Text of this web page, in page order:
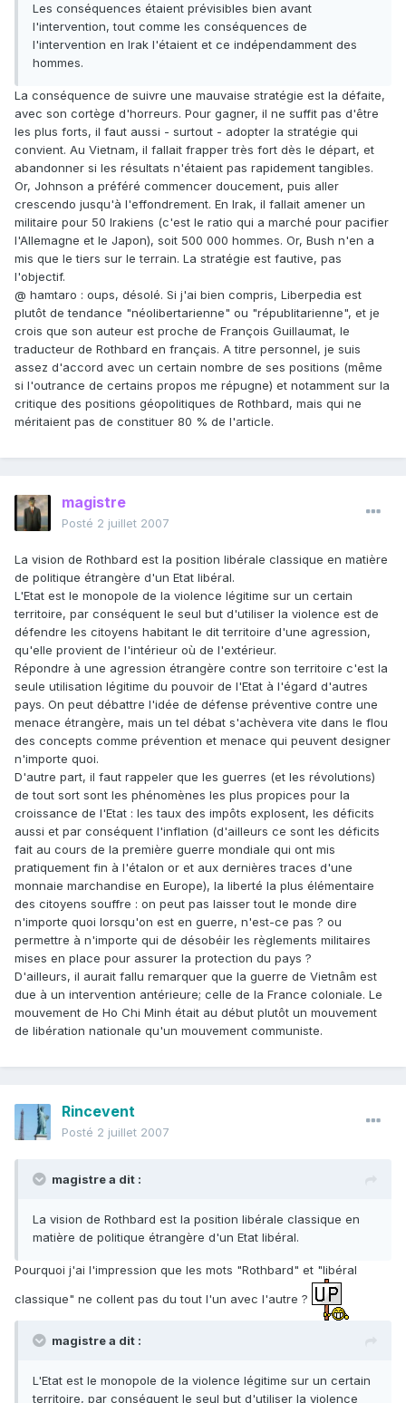
Les conséquences étaient prévisibles bien avant
l'intervention, tout comme les conséquences de
l'intervention en Irak l'étaient et ce indépendamment des
hommes.
La conséquence de suivre une mauvaise stratégie est la défaite,
avec son cortège d'horreurs. Pour gagner, il ne suffit pas d'être
les plus forts, il faut aussi - surtout - adopter la stratégie qui
convient. Au Vietnam, il fallait frapper très fort dès le départ, et
abandonner si les résultats n'étaient pas rapidement tangibles.
Or, Johnson a préféré commencer doucement, puis aller
crescendo jusqu'à l'effondrement. En Irak, il fallait amener un
militaire pour 50 Irakiens (c'est le ratio qui a marché pour pacifier
l'Allemagne et le Japon), soit 500 000 hommes. Or, Bush n'en a
mis que le tiers sur le terrain. La stratégie est fautive, pas
l'objectif.
@ hamtaro : oups, désolé. Si j'ai bien compris, Liberpedia est
plutôt de tendance "néolibertarienne" ou "républitarienne", et je
crois que son auteur est proche de François Guillaumat, le
traducteur de Rothbard en français. A titre personnel, je suis
assez d'accord avec un certain nombre de ses positions (même
si l'outrance de certains propos me répugne) et notamment sur la
critique des positions géopolitiques de Rothbard, mais qui ne
méritaient pas de constituer 80 % de l'article.
magistre
Posté 2 juillet 2007
La vision de Rothbard est la position libérale classique en matière
de politique étrangère d'un Etat libéral.
L'Etat est le monopole de la violence légitime sur un certain
territoire, par conséquent le seul but d'utiliser la violence est de
défendre les citoyens habitant le dit territoire d'une agression,
qu'elle provient de l'intérieur où de l'extérieur.
Répondre à une agression étrangère contre son territoire c'est la
seule utilisation légitime du pouvoir de l'Etat à l'égard d'autres
pays. On peut débattre l'idée de défense préventive contre une
menace étrangère, mais un tel débat s'achèvera vite dans le flou
des concepts comme prévention et menace qui peuvent designer
n'importe quoi.
D'autre part, il faut rappeler que les guerres (et les révolutions)
de tout sort sont les phénomènes les plus propices pour la
croissance de l'Etat : les taux des impôts explosent, les déficits
aussi et par conséquent l'inflation (d'ailleurs ce sont les déficits
fait au cours de la première guerre mondiale qui ont mis
pratiquement fin à l'étalon or et aux dernières traces d'une
monnaie marchandise en Europe), la liberté la plus élémentaire
des citoyens souffre : on peut pas laisser tout le monde dire
n'importe quoi lorsqu'on est en guerre, n'est-ce pas ? ou
permettre à n'importe qui de désobéir les règlements militaires
mises en place pour assurer la protection du pays ?
D'ailleurs, il aurait fallu remarquer que la guerre de Vietnâm est
due à un intervention antérieure; celle de la France coloniale. Le
mouvement de Ho Chi Minh était au début plutôt un mouvement
de libération nationale qu'un mouvement communiste.
Rincevent
Posté 2 juillet 2007
magistre a dit :
La vision de Rothbard est la position libérale classique en
matière de politique étrangère d'un Etat libéral.
Pourquoi j'ai l'impression que les mots "Rothbard" et "libéral
classique" ne collent pas du tout l'un avec l'autre ?
magistre a dit :
L'Etat est le monopole de la violence légitime sur un certain
territoire, par conséquent le seul but d'utiliser la violence